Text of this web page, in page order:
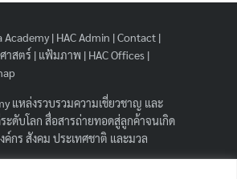
Academy | HAC Admin |Contact |
าสตร์ | แฟ้มภาพ | HAC Offices |
แหล่งรวบรวมความเชี่ยวชาญ และ
ดับโลก สื่อสารถ่ายทอดสู่ลูกค้าจนเกิด
กร สังคม ประเทศชาติ และมวล